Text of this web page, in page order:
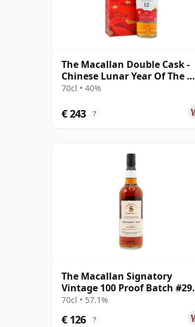
The Macallan Double Cask -
Chinese Lunar Year Of The Ox
2021 12 jaar oud
70cl • 40%
€ 243 ?
The Macallan Signatory
Vintage 100 Proof Batch #29
Single Malt 2011 13 jaar oud
70cl • 57.1%
€ 126 ?